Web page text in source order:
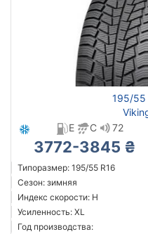
195/55
E
C 72
3772-3845 ₴
Типоразмер: 195/55 R16
Сезон: зимняя
Индекс скорости: H
Усиленность: XL
Год производства: